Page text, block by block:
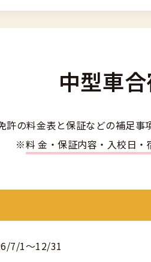
中型車
大特
普通二種
運転免許の種類(車種)
格安シーズン料金
こだわり、テーマから探す
360度パノラマ教習所
お気に入りの教習所
安心・お得・早い・充実の
合宿免許の入校までの流れ
合宿免許一日の過ごし方
保護者の方へ
合宿に関わる料金について
合宿費用のお支払いについて
高校生は運転免許を取れる
冬・雪国の合宿免許は大丈夫
全国の運転免許試験場(免
本免学科試験問題に挑戦
会社概要
登録商標
運転者適性診断
中型車
許の料金表と保証などの補足事
※
料金・保証内容・入校日
7/1〜12/31